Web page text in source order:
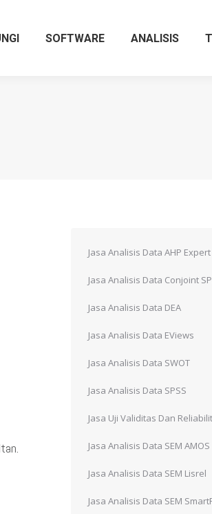
SOFTWARE ANALISIS
Jasa Analisis Data AHP
Jasa Analisis Data Conjoint
Jasa Analisis Data DEA
Jasa Analisis Data EViews
Jasa Analisis Data SWOT
Jasa Analisis Data SPSS
Jasa Uji Validitas Dan
Jasa Analisis Data SEM AMOS
Jasa Analisis Data SEM Lisrel
Jasa Analisis Data SEM